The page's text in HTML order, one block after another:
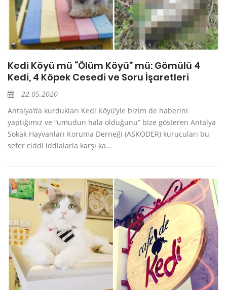
Kedi Köyü mü “Ölüm Köyü” mü: Gömülü 4
Kedi, 4 Köpek Cesedi ve Soru İşaretleri
22.05.2020
Antalya’da kurdukları Kedi Köyü’yle bizim de haberini
yaptığımız ve “umudun hala olduğunu” bize gösteren Antalya
Sokak Hayvanları Koruma Derneği (ASKODER) kurucuları bu
sefer ciddi iddialarla karşı ka...